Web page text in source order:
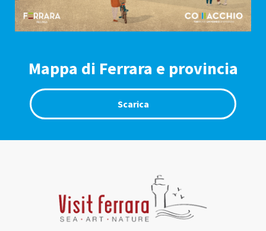
Mappa di Ferrara e provincia
Scarica